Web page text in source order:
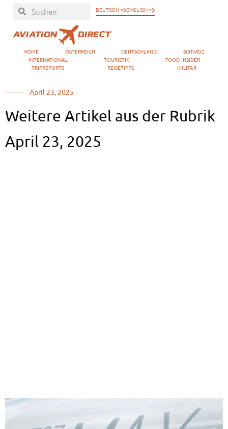
DEUTSCH » ENGLISH »
HOME ÖSTERREICH DEUTSCHLAND
SCHWEIZ
INTERNATIONAL
TOURISTIK
FOOD-INSIDER
TRIPREPORTS
REISETIPPS MILITÄR
April 23, 2025
Weitere Artikel aus der Rubrik
April 23, 2025